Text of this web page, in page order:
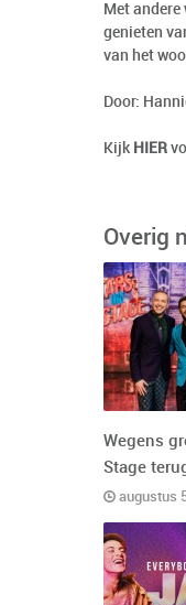
Met andere
genieten
van het
Door:
Kijk HIER
Overig
Wegens
Stage
augustus